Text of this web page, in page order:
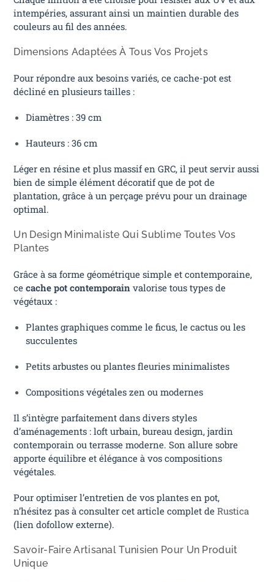
intempéries, assurant ainsi un maintien durable des
couleurs au fil des années.
Dimensions Adaptées À Tous Vos Projets
Pour répondre aux besoins variés, ce cache-pot est
décliné en plusieurs tailles :
Diamètres : 39 cm
Hauteurs : 36 cm
Léger en résine et plus massif en GRC, il peut servir aussi
bien de simple élément décoratif que de pot de
plantation, grâce à un perçage prévu pour un drainage
optimal.
Un Design Minimaliste Qui Sublime Toutes Vos
Plantes
Grâce à sa forme géométrique simple et contemporaine,
cecache pot contemporain valorise tous types de
végétaux :
Plantes graphiques comme le ficus, le cactus ou les
succulentes
Petits arbustes ou plantes fleuries minimalistes
Compositions végétales zen ou modernes
Il s’intègre parfaitement dans divers styles
d’aménagements : loft urbain, bureau design, jardin
contemporain ou terrasse moderne. Son allure sobre
apporte équilibre et élégance à vos compositions
végétales.
Pour optimiser l’entretien de vos plantes en pot,
n’hésitez pas à consulter cet article complet deRustica
(lien dofollow externe).
Savoir-Faire Artisanal Tunisien Pour Un Produit
Unique